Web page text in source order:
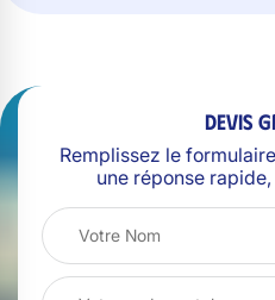
Devis
Remplissez le
une réponse